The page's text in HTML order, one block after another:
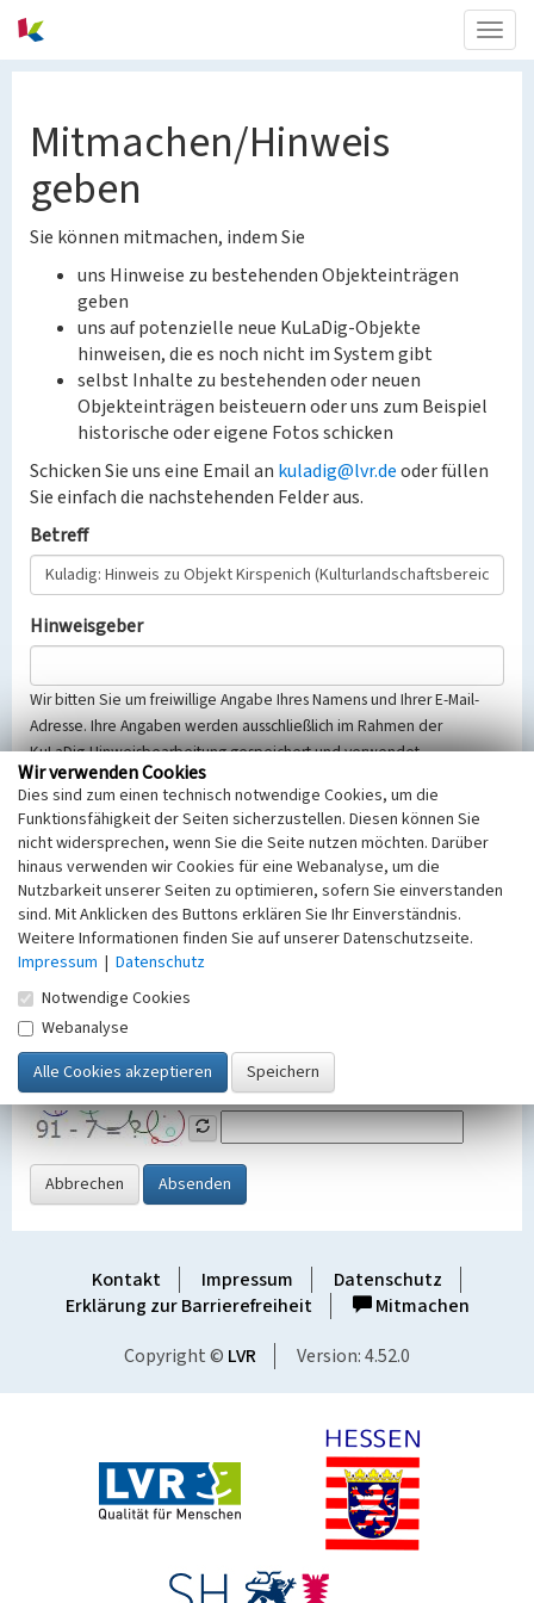
Mitmachen/Hinweis
geben
Sie können mitmachen, indem Sie
uns Hinweise zu bestehenden Objekteinträgen
geben
uns auf potenzielle neue KuLaDig-Objekte
hinweisen, die es noch nicht im System gibt
selbst Inhalte zu bestehenden oder neuen
Objekteinträgen beisteuern oder uns zum Beispiel
historische oder eigene Fotos schicken
Schicken Sie uns eine Email an kuladig@lvr.deoder füllen
Sie einfach die nachstehenden Felder aus.
Betreff
Hinweisgeber
Wir bitten Sie um freiwillige Angabe Ihres Namens und Ihrer E-Mail-
Adresse. Ihre Angaben werden ausschließlich im Rahmen der
KuLaDig-Hinweisbearbeitung gespeichert und verwendet.
Selbstverständlich werden diese entsprechend der Vorschriften des
Telemediengesetzes, des Datenschutzgesetzes NRW und der seit
dem 25.05.2018 gültigen Europäischen Datenschutzgrundverordnung
(EU-DSGVO) vertraulich behandelt, beachten Sie bitte unsere
Hinweise zumDatenschutz
Nachricht
SicherheitsabfrageTragen Sie unten das Rechenergebnis aus der
Grafik ein
Abbrechen Absenden
Kontakt Impressum
Datenschutz
Erklärung zur Barrierefreiheit
Mitmachen
Copyright © LVR Version: 4.52.0
Wir verwenden Cookies
Dies sind zum einen technisch notwendige Cookies, um die
Funktionsfähigkeit der Seiten sicherzustellen. Diesen können Sie
nicht widersprechen, wenn Sie die Seite nutzen möchten. Darüber
hinaus verwenden wir Cookies für eine Webanalyse, um die
Nutzbarkeit unserer Seiten zu optimieren, sofern Sie einverstanden
sind. Mit Anklicken des Buttons erklären Sie Ihr Einverständnis.
Weitere Informationen finden Sie auf unserer Datenschutzseite.
Impressum | Datenschutz
Notwendige Cookies
Webanalyse